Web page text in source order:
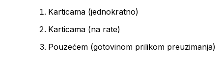
Karticama (jednokratno)
Karticama (na rate)
Pouzećem (gotovinom prilikom preuzimanja)